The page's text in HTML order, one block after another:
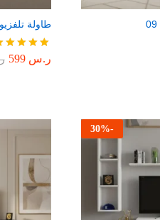
طاولة
تم التقييم
ر.س 599
-
30%